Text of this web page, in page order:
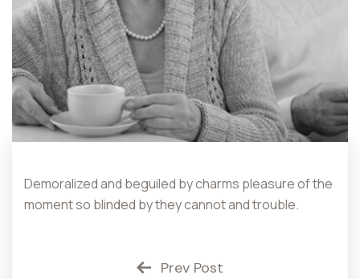
Demoralized and beguiled by charms pleasure of the
moment so blinded by they cannot and trouble.
Prev Post